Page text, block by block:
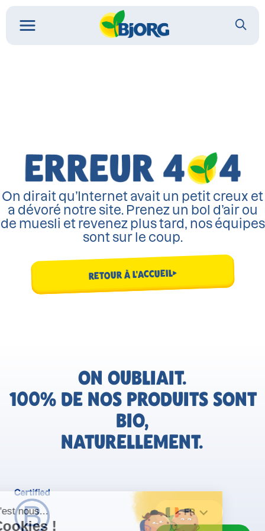
On dirait qu’Internet avait un petit creux et
a dévoré notre site. Prenez un bol d’air ou
de muesli et revenez plus tard, nos équipes
sont sur le coup.
RETOUR À L'ACCUEIL
ON OUBLIAIT.
100% DE NOS PRODUITS SONT
BIO,
NATURELLEMENT.
FR